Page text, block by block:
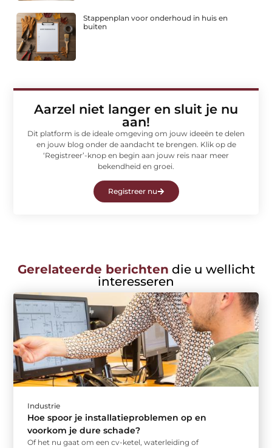
Stappenplan voor onderhoud in huis en
buiten
Aarzel niet langer en sluit je nu
aan!
Dit platform is de ideale omgeving om jouw ideeën te delen
en jouw blog onder de aandacht te brengen. Klik op de
‘Registreer’-knop en begin aan jouw reis naar meer
bekendheid en groei.
Registreer nu
Gerelateerde berichten die u wellicht
interesseren
Industrie
Hoe spoor je installatieproblemen op en
voorkom je dure schade?
Of het nu gaat om een cv-ketel, waterleiding of